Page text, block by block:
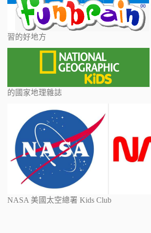
習的好地方
的國家地理雜誌
NASA 美國太空總署 Kids Club